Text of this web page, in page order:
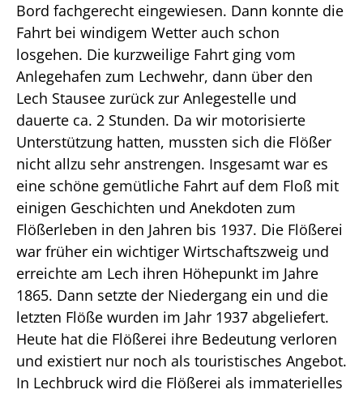
Bord fachgerecht eingewiesen. Dann konnte die
Fahrt bei windigem Wetter auch schon
losgehen. Die kurzweilige Fahrt ging vom
Anlegehafen zum Lechwehr, dann über den
Lech Stausee zurück zur Anlegestelle und
dauerte ca. 2 Stunden. Da wir motorisierte
Unterstützung hatten, mussten sich die Flößer
nicht allzu sehr anstrengen. Insgesamt war es
eine schöne gemütliche Fahrt auf dem Floß mit
einigen Geschichten und Anekdoten zum
Flößerleben in den Jahren bis 1937. Die Flößerei
war früher ein wichtiger Wirtschaftszweig und
erreichte am Lech ihren Höhepunkt im Jahre
1865. Dann setzte der Niedergang ein und die
letzten Flöße wurden im Jahr 1937 abgeliefert.
Heute hat die Flößerei ihre Bedeutung verloren
und existiert nur noch als touristisches Angebot.
In Lechbruck wird die Flößerei als immaterielles